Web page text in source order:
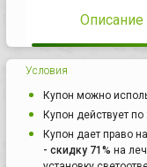
Описание
Условия
Купон можно
Купон действует по
Купон дает право
- скидку 71% на